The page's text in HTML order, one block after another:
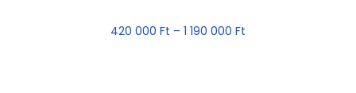
420 000 Ft – 1 190 000 Ft